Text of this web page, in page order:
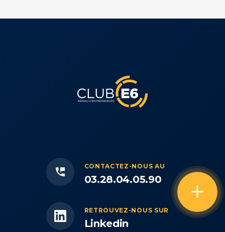
phone
person_add
mail
CONTACTEZ-NOUS AU
03.28.04.05.90
RETROUVEZ-NOUS SUR
Linkedin